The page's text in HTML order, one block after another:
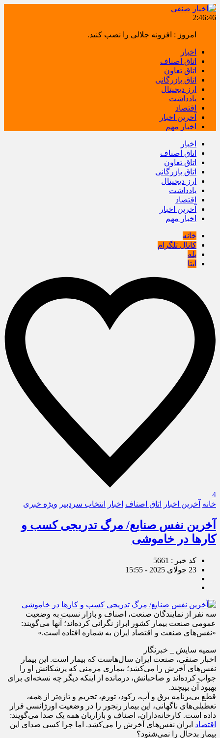
2:46:46
امروز : افزونه جلالی را نصب کنید.
اخبار
اتاق اصناف
اتاق تعاون
اتاق بازرگانی
ارز دیجیتال
یادداشت
اقتصاد
آخرین اخبار
اخبار مهم
اخبار
اتاق اصناف
اتاق تعاون
اتاق بازرگانی
ارز دیجیتال
یادداشت
اقتصاد
آخرین اخبار
اخبار مهم
خانه
کانال تلگرام
بله
ایتا
4
خانه آخرین اخبار اتاق اصناف اخبار انتخاب سردبیر ویژه خبری
آخرین نفس صنایع/ مرگ تدریجی کسب و
کارها در خاموشی
کد خبر : 5661
23 جولای 2025 - 15:55
سه نفر از نمایندگان صنعت، اصناف و بازار نسبت به وضعیت
عمومی صنعت بیمار کشور ابراز نگرانی کرده‌اند؛ آنها می‌گویند:
«نفس‌های صنعت و اقتصاد ایران به شماره افتاده است.»
سمیه سایش _ خبرنگار
اخبار صنفی، صنعت ایران سال‌هاست که بیمار است. این بیمار
نفس‌های آخرش را می‌کشد؛ بیماری مزمنی که پزشکانش او را
جواب کرده‌اند و صاحبانش، درمانده از اینکه دیگر چه نسخه‌ای برای
بهبود آن بپیچند.
قطع‌ بی‌برنامه برق و آب، رکود، تورم، تحریم و تازه‌تر از همه،
تعطیلی‌های ناگهانی، این بیمار رنجور را در وضعیت اورژانسی قرار
داده است. کارخانه‌داران، اصناف و بازاریان همه یک صدا می‌گویند:
اقتصاد ایران نفس‌های آخرش را می‌کشد. اما چرا کسی صدای این
بیمار بدحال را نمی‌شنود؟